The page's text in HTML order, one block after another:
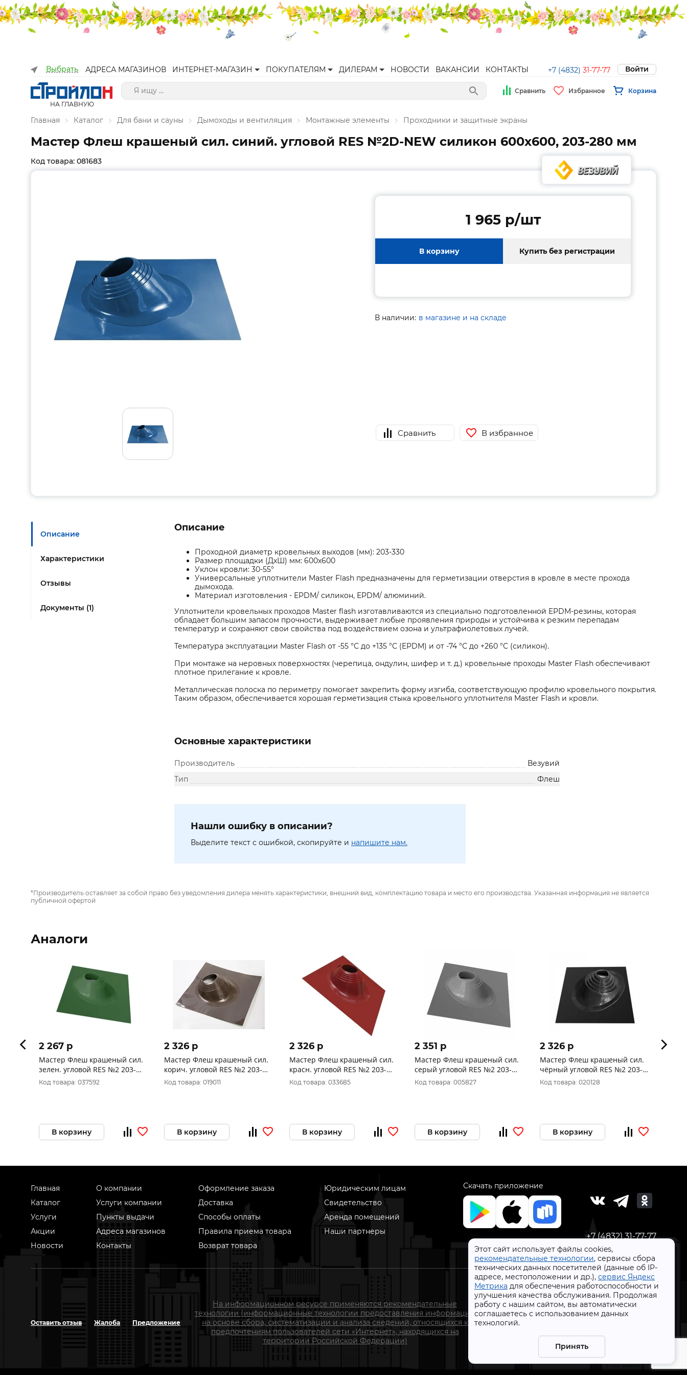
Выбрать АДРЕСА МАГАЗИНОВ ИНТЕРНЕТ-МАГАЗИН ПОКУПАТЕЛЯМ ДИЛЕРАМ НОВОСТИ ВАКАНСИИ КОНТАКТЫ +7 (4832) 31-77-77 Войти
НА ГЛАВНУЮ
Сравнить Избранное Корзина
Главная Каталог Для бани и сауны Дымоходы и вентиляция Монтажные элементы Проходники и защитные экраны
Этот сайт использует файлы cookies,
рекомендательные технологии, сервисы сбора
технических данных посетителей (данные об IP-
адресе, местоположении и др.), сервис Яндекс
Метрика для обеспечения работоспособности и
улучшения качества обслуживания. Продолжая
работу с нашим сайтом, вы автоматически
соглашаетесь с использованием данных
технологий.
Принять
Мастер Флеш крашеный сил. синий. угловой RES №2D-NEW силикон 600х600, 203-280 мм
Код товара: 081683
1 965 p/шт
В корзину Купить без регистрации
В наличии: в магазине и на складе
Сравнить В избранное
Описание
Характеристики
Отзывы
Документы (1)
Описание
Проходной диаметр кровельных выходов (мм): 203-330
Размер площадки (ДхШ) мм: 600х600
Уклон кровли: 30-55°
Универсальные уплотнители Master Flash предназначены для герметизации отверстия в кровле в месте прохода
дымохода.
Материал изготовления - EPDM/ силикон, EPDM/ алюминий.
Уплотнители кровельных проходов Master flash изготавливаются из специально подготовленной EPDM-резины, которая
обладает большим запасом прочности, выдерживает любые проявления природы и устойчива к резким перепадам
температур и сохраняют свои свойства под воздействием озона и ультрафиолетовых лучей.
Температура эксплуатации Master Flash от -55 °С до +135 °С (EPDM) и от -74 °С до +260 °С (силикон).
При монтаже на неровных поверхностях (черепица, ондулин, шифер и т. д.) кровельные проходы Master Flash обеспечивают
плотное прилегание к кровле.
Металлическая полоска по периметру помогает закрепить форму изгиба, соответствующую профилю кровельного покрытия.
Таким образом, обеспечивается хорошая герметизация стыка кровельного уплотнителя Master Flash и кровли.
Основные характеристики
Производитель
Везувий
Тип
Флеш
Нашли ошибку в описании?
Выделите текст с ошибкой, скопируйте и напишите нам.
*Производитель оставляет за собой право без уведомления дилера менять характеристики, внешний вид, комплектацию товара и место его производства. Указанная информация не является
публичной офертой
Аналоги
2 267 p
Мастер Флеш крашеный сил.
зелен. угловой RES №2 203-
280mm
Код товара: 037592
В корзину
2 326 p
Мастер Флеш крашеный сил.
корич. угловой RES №2 203-
280mm
Код товара: 019011
В корзину
2 326 p
Мастер Флеш крашеный сил.
красн. угловой RES №2 203-
280mm
Код товара: 033685
В корзину
2 351 p
Мастер Флеш крашеный сил.
серый угловой RES №2 203-
280mm
Код товара: 005827
В корзину
2 326 p
Мастер Флеш крашеный сил.
чёрный угловой RES №2 203-
280mm
Код товара: 020128
В корзину
1
Главная
Каталог
Услуги
Акции
Новости
О компании
Услуги компании
Пункты выдачи
Адреса магазинов
Контакты
Оформление заказа
Доставка
Способы оплаты
Правила приема товара
Возврат товара
Юридическим лицам
Свидетельство
Аренда помещений
Наши партнеры
Скачать приложение
+7 (4832) 31-77-77
Оставить отзыв Жалоба Предложение
На информационном ресурсе применяются рекомендательные
технологии (информационные технологии предоставления информации
на основе сбора, систематизации и анализа сведений, относящихся к
предпочтениям пользователей сети «Интернет», находящихся на
территории Российской Федерации)
СтройлоН 1998-2026 г.
Публичная оферта
Обработка персональных данных
Политика конфиденциальности сервисов Яндекс